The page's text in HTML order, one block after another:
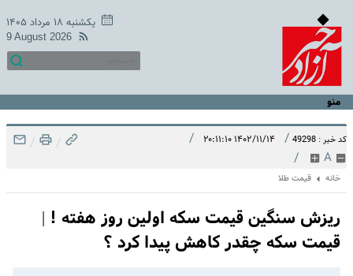
یکشنبه ۱۸ مرداد ۱۴۰۵
9 August 2026
منو
کد خبر : 49298 / ۱۴۰۲/۱۱/۱۴ ۲۰:۱۱:۱۰ /
A
/
/
/
خانه قیمت طلا
ریزش سنگین قیمت سکه اولین روز هفته ! |
قیمت سکه چقدر کاهش پیدا کرد ؟